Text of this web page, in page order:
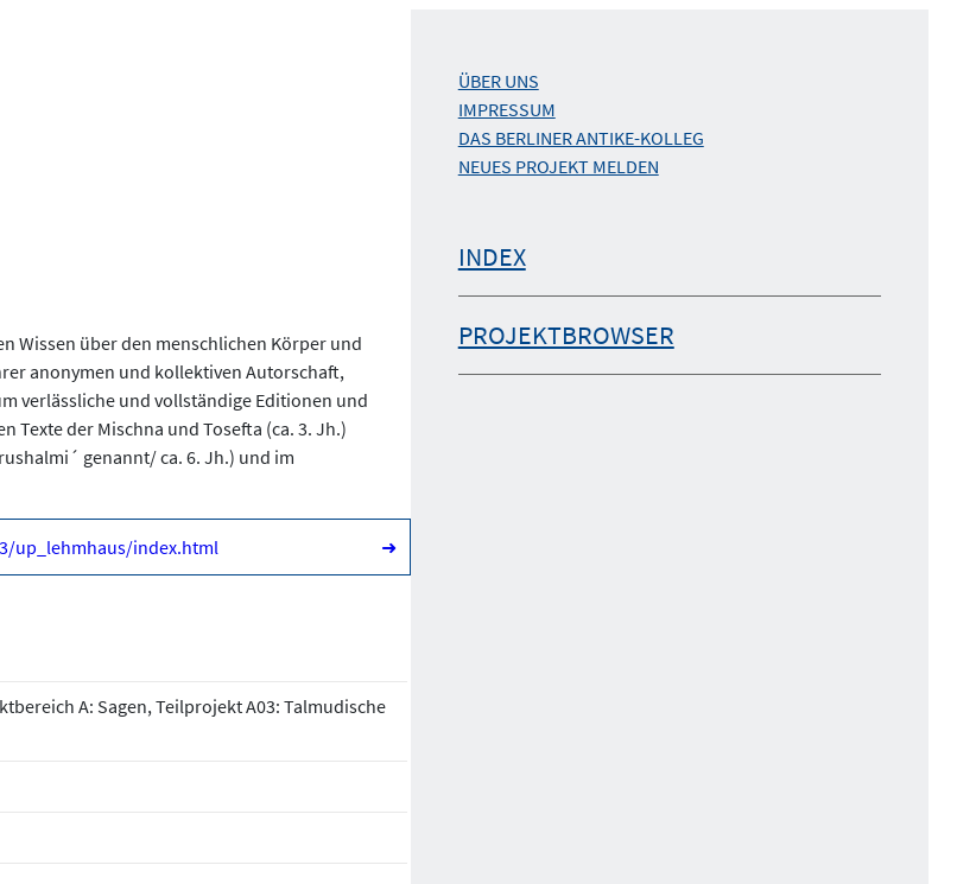
Wissen über den menschlichen Körper und
anonymen und kollektiven Autorschaft,
verlässliche und vollständige Editionen und
der Mischna und Tosefta (ca. 3. Jh.)
genannt/ ca. 6. Jh.) und im
up_lehmhaus/index.html ➜
A: Sagen, Teilprojekt A03: Talmudische
ÜBER UNS
IMPRESSUM
DAS BERLINER ANTIKE-KOLLEG
NEUES PROJEKT MELDEN
INDEX
PROJEKTBROWSER